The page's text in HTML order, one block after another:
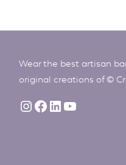
Wear the best artisan
original creations of ©